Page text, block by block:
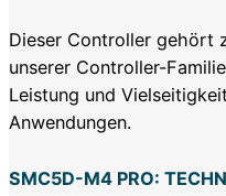
Dieser Controller gehört
unserer Controller-
Leistung und
Anwendungen.
SMC5D-M4 PRO: